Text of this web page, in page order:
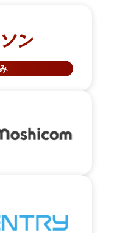
に進みます。